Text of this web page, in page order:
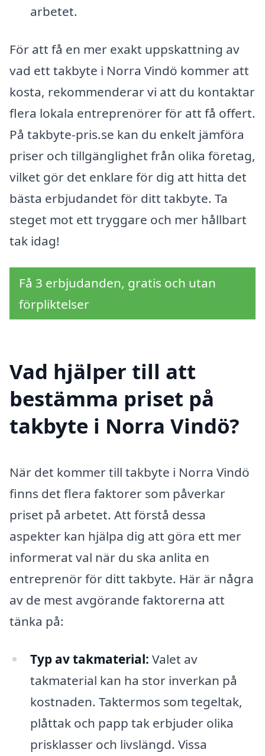
arbetet.
För att få en mer exakt uppskattning av
vad ett takbyte i Norra Vindö kommer att
kosta, rekommenderar vi att du kontaktar
flera lokala entreprenörer för att få offert.
På takbyte-pris.se kan du enkelt jämföra
priser och tillgänglighet från olika företag,
vilket gör det enklare för dig att hitta det
bästa erbjudandet för ditt takbyte. Ta
steget mot ett tryggare och mer hållbart
tak idag!
Få 3 erbjudanden, gratis och utan
förpliktelser
Vad hjälper till att
bestämma priset på
takbyte i Norra Vindö?
När det kommer till takbyte i Norra Vindö
finns det flera faktorer som påverkar
priset på arbetet. Att förstå dessa
aspekter kan hjälpa dig att göra ett mer
informerat val när du ska anlita en
entreprenör för ditt takbyte. Här är några
av de mest avgörande faktorerna att
tänka på:
Typ av takmaterial: Valet av
takmaterial kan ha stor inverkan på
kostnaden. Taktermos som tegeltak,
plåttak och papp tak erbjuder olika
prisklasser och livslängd. Vissa